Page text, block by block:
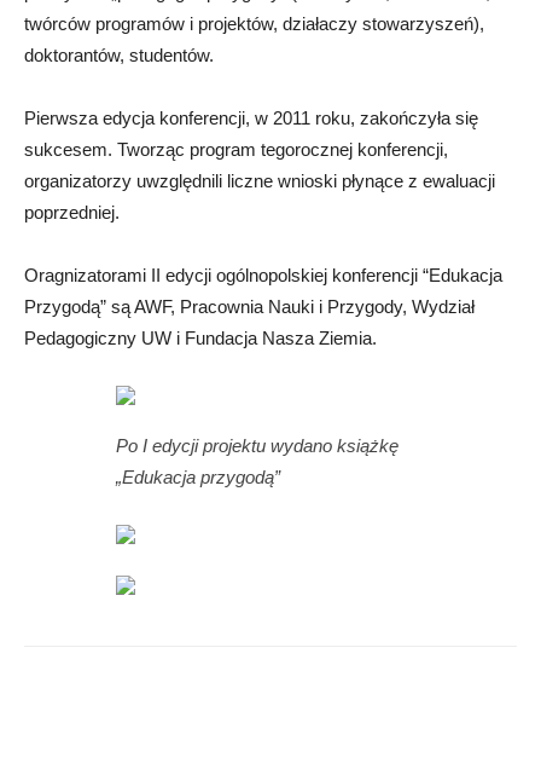
twórców programów i projektów, działaczy stowarzyszeń),
doktorantów, studentów.
Pierwsza edycja konferencji, w 2011 roku, zakończyła się
sukcesem. Tworząc program tegorocznej konferencji,
organizatorzy uwzględnili liczne wnioski płynące z ewaluacji
poprzedniej.
Oragnizatorami II edycji ogólnopolskiej konferencji “Edukacja
Przygodą” są AWF, Pracownia Nauki i Przygody, Wydział
Pedagogiczny UW i Fundacja Nasza Ziemia.
Po I edycji projektu wydano książkę
„Edukacja przygodą”